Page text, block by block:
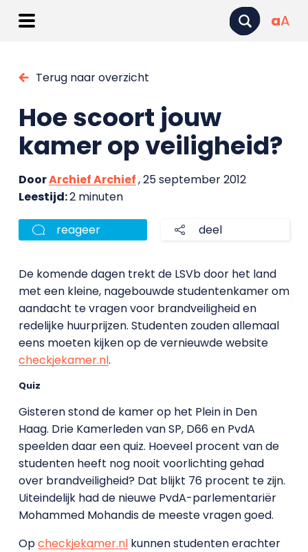
aA
Terug naar overzicht
Hoe scoort jouw
kamer op veiligheid?
DoorArchief Archief, 25 september 2012
Leestijd:2 minuten
reageer deel
De komende dagen trekt de LSVb door het land
met een kleine, nagebouwde studentenkamer om
aandacht te vragen voor brandveiligheid en
redelijke huurprijzen. Studenten zouden allemaal
eens moeten kijken op de vernieuwde website
checkjekamer.nl.
Quiz
Gisteren stond de kamer op het Plein in Den
Haag. Drie Kamerleden van SP, D66 en PvdA
speelden daar een quiz. Hoeveel procent van de
studenten heeft nog nooit voorlichting gehad
over brandveiligheid? Dat blijkt 76 procent te zijn.
Uiteindelijk had de nieuwe PvdA-parlementariër
Mohammed Mohandis de meeste vragen goed.
Opcheckjekamer.nlkunnen studenten erachter